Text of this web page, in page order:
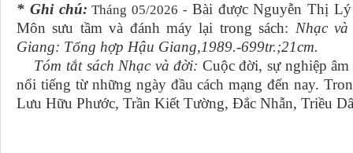
* Ghi chú: Tháng 05/2026 - Bài được Nguyễn Thị
Môn sưu tầm và đánh máy lại trong sách: Nhạc
Giang: Tổng hợp Hậu Giang,1989.-699tr.;21cm.
Tóm tắt sách Nhạc và đời: Cuộc đời, sự nghiệp
nổi tiếng từ những ngày đầu cách mạng đến nay.
Lưu Hữu Phước, Trần Kiết Tường, Đắc Nhẫn, Triều